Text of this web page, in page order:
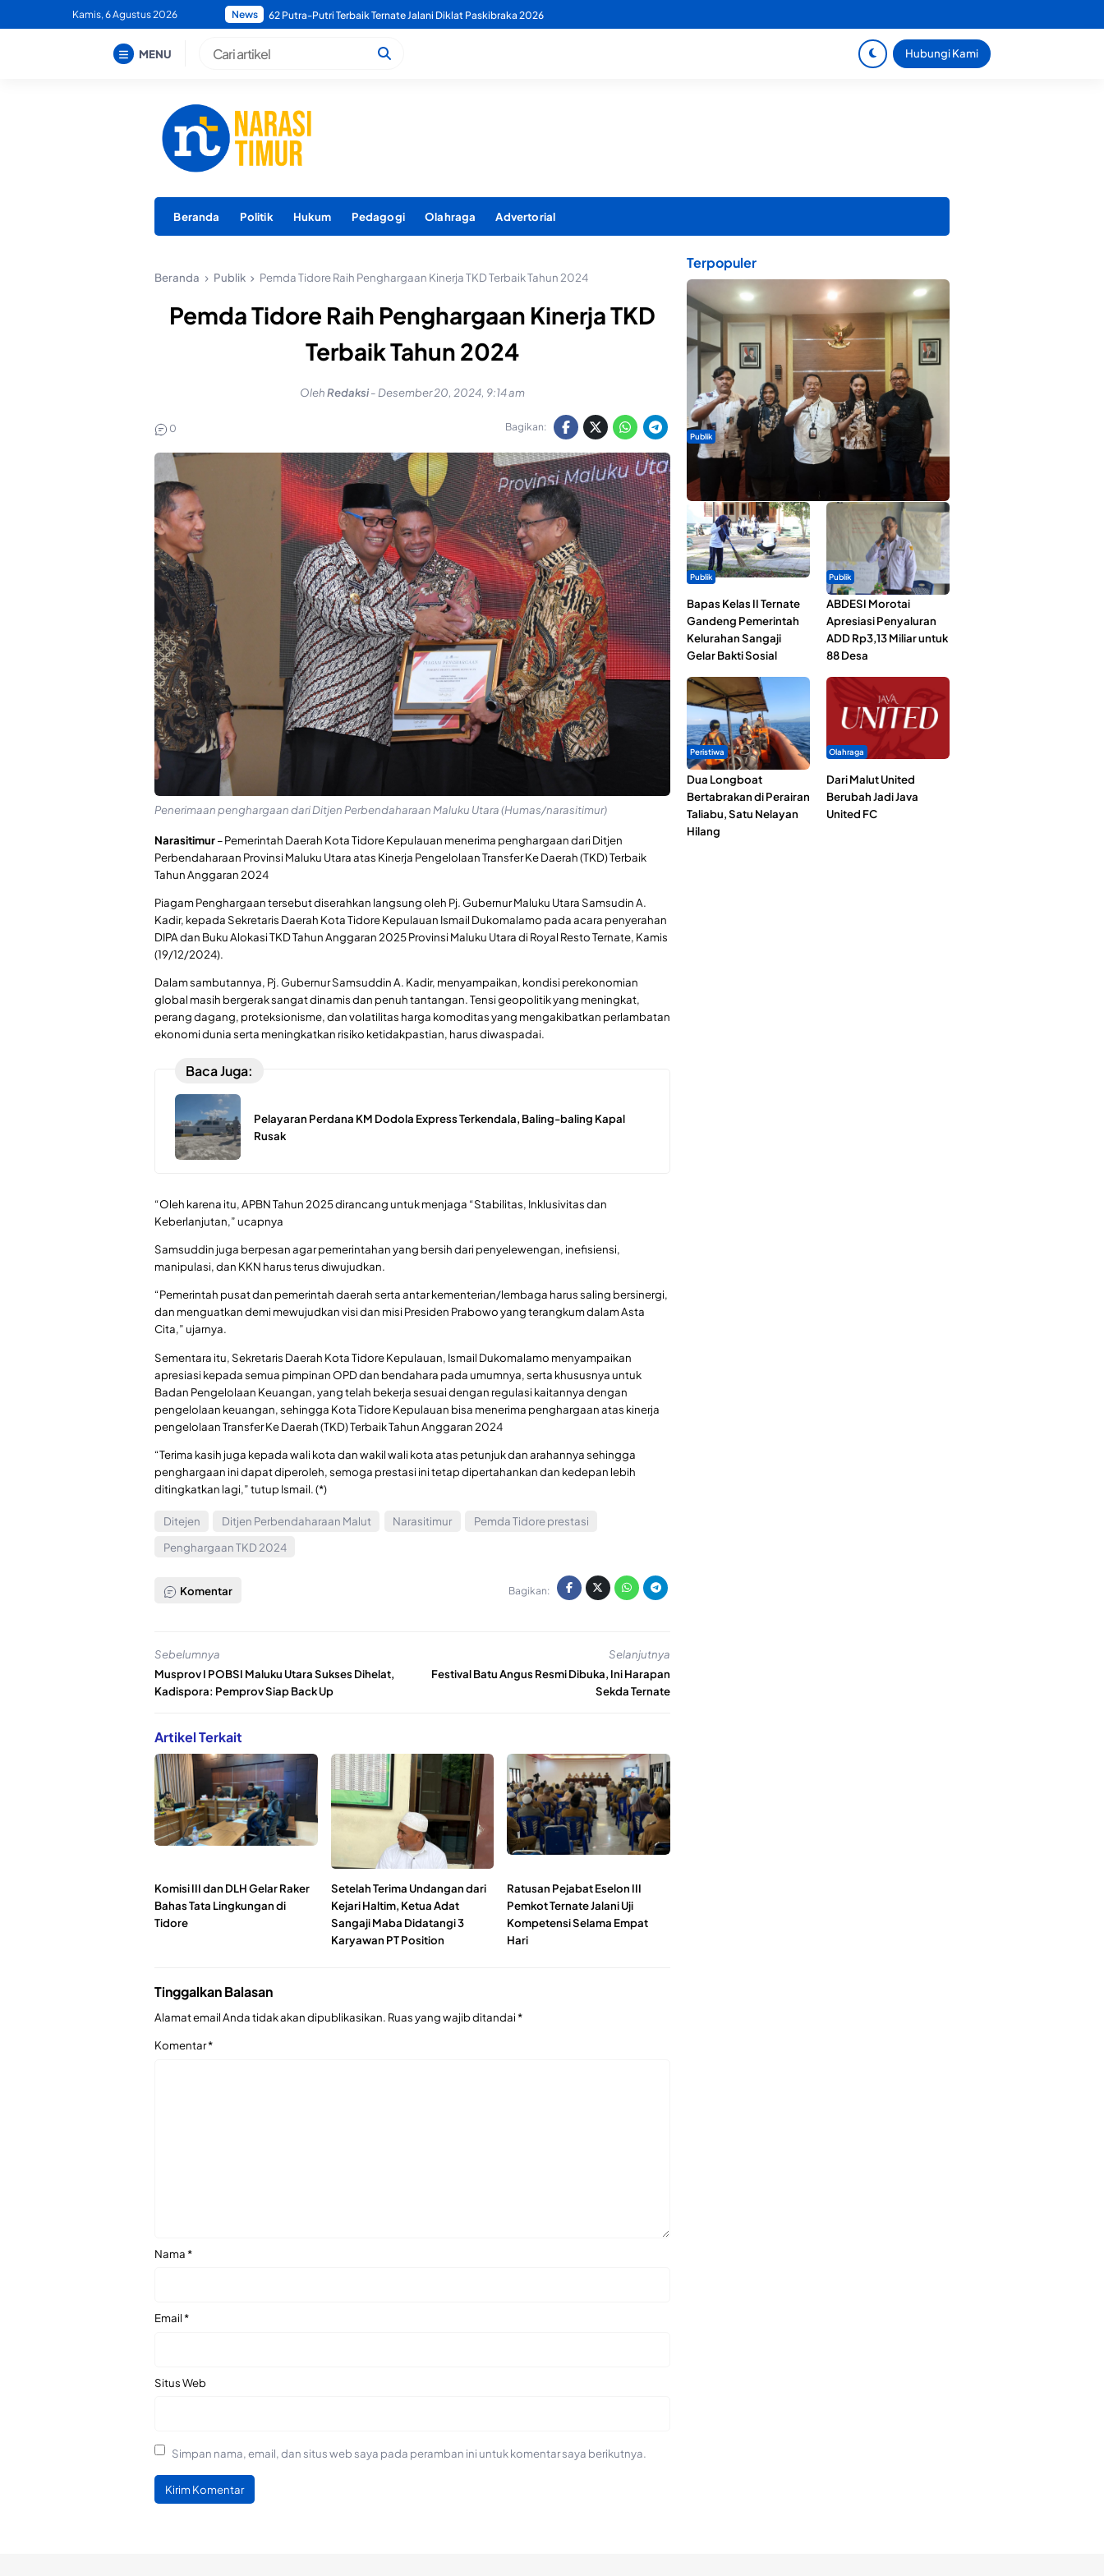
to
Kamis, 6 Agustus 2026 News Bupati Morotai Minta PDAM Benahi Pelayanan Air Bersih Secara Menyeluruh
MENU Hubungi Kami
Beranda Politik Hukum Pedagogi Olahraga Advertorial
Beranda Publik Pemda Tidore Raih Penghargaan Kinerja TKD Terbaik Tahun 2024
Pemda Tidore Raih Penghargaan Kinerja TKD
Terbaik Tahun 2024
OlehRedaksi- Desember 20, 2024, 9:14 am
0 Bagikan:
Penerimaan penghargaan dari Ditjen Perbendaharaan Maluku Utara (Humas/narasitimur)
Narasitimur– Pemerintah Daerah Kota Tidore Kepulauan menerima penghargaan dari Ditjen
Perbendaharaan Provinsi Maluku Utara atas Kinerja Pengelolaan Transfer Ke Daerah (TKD) Terbaik
Tahun Anggaran 2024
Piagam Penghargaan tersebut diserahkan langsung oleh Pj. Gubernur Maluku Utara Samsudin A.
Kadir, kepada Sekretaris Daerah Kota Tidore Kepulauan Ismail Dukomalamo pada acara penyerahan
DIPA dan Buku Alokasi TKD Tahun Anggaran 2025 Provinsi Maluku Utara di Royal Resto Ternate, Kamis
(19/12/2024).
Dalam sambutannya, Pj. Gubernur Samsuddin A. Kadir, menyampaikan, kondisi perekonomian
global masih bergerak sangat dinamis dan penuh tantangan. Tensi geopolitik yang meningkat,
perang dagang, proteksionisme, dan volatilitas harga komoditas yang mengakibatkan perlambatan
ekonomi dunia serta meningkatkan risiko ketidakpastian, harus diwaspadai.
Baca Juga:
Pelayaran Perdana KM Dodola Express Terkendala, Baling-baling Kapal
Rusak
“Oleh karena itu, APBN Tahun 2025 dirancang untuk menjaga “Stabilitas, Inklusivitas dan
Keberlanjutan,” ucapnya
Samsuddin juga berpesan agar pemerintahan yang bersih dari penyelewengan, inefisiensi,
manipulasi, dan KKN harus terus diwujudkan.
“Pemerintah pusat dan pemerintah daerah serta antar kementerian/lembaga harus saling bersinergi,
dan menguatkan demi mewujudkan visi dan misi Presiden Prabowo yang terangkum dalam Asta
Cita,” ujarnya.
Sementara itu, Sekretaris Daerah Kota Tidore Kepulauan, Ismail Dukomalamo menyampaikan
apresiasi kepada semua pimpinan OPD dan bendahara pada umumnya, serta khususnya untuk
Badan Pengelolaan Keuangan, yang telah bekerja sesuai dengan regulasi kaitannya dengan
pengelolaan keuangan, sehingga Kota Tidore Kepulauan bisa menerima penghargaan atas kinerja
pengelolaan Transfer Ke Daerah (TKD) Terbaik Tahun Anggaran 2024
“Terima kasih juga kepada wali kota dan wakil wali kota atas petunjuk dan arahannya sehingga
penghargaan ini dapat diperoleh, semoga prestasi ini tetap dipertahankan dan kedepan lebih
ditingkatkan lagi,” tutup Ismail. (*)
Ditejen Ditjen Perbendaharaan Malut Narasitimur
Pemda Tidore prestasi
Penghargaan TKD 2024
Komentar Bagikan:
Sebelumnya
Musprov I POBSI Maluku Utara Sukses Dihelat,
Kadispora: Pemprov Siap Back Up
Selanjutnya
Festival Batu Angus Resmi Dibuka, Ini Harapan
Sekda Ternate
Artikel Terkait
Komisi III dan DLH Gelar Raker
Bahas Tata Lingkungan di
Tidore
Setelah Terima Undangan dari
Kejari Haltim, Ketua Adat
Sangaji Maba Didatangi 3
Karyawan PT Position
Ratusan Pejabat Eselon III
Pemkot Ternate Jalani Uji
Kompetensi Selama Empat
Hari
Tinggalkan Balasan
Alamat email Anda tidak akan dipublikasikan. Ruas yang wajib ditandai*
Komentar*
Nama*
Email*
Situs Web
Simpan nama, email, dan situs web saya pada peramban ini untuk komentar saya berikutnya.
Terpopuler
Publik
Dua Talenta Muda Ternate Wakili Maluku Utara di
Gita Bahana Nusantara 2026
Publik
Bapas Kelas II Ternate
Gandeng Pemerintah
Kelurahan Sangaji
Gelar Bakti Sosial
Publik
ABDESI Morotai
Apresiasi Penyaluran
ADD Rp3,13 Miliar untuk
88 Desa
Peristiwa
Dua Longboat
Bertabrakan di Perairan
Taliabu, Satu Nelayan
Hilang
Olahraga
Dari Malut United
Berubah Jadi Java
United FC